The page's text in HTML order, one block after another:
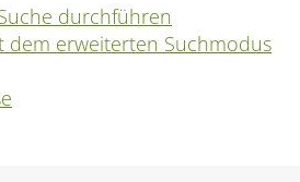
durchführen
dem erweiterten Suchmodus